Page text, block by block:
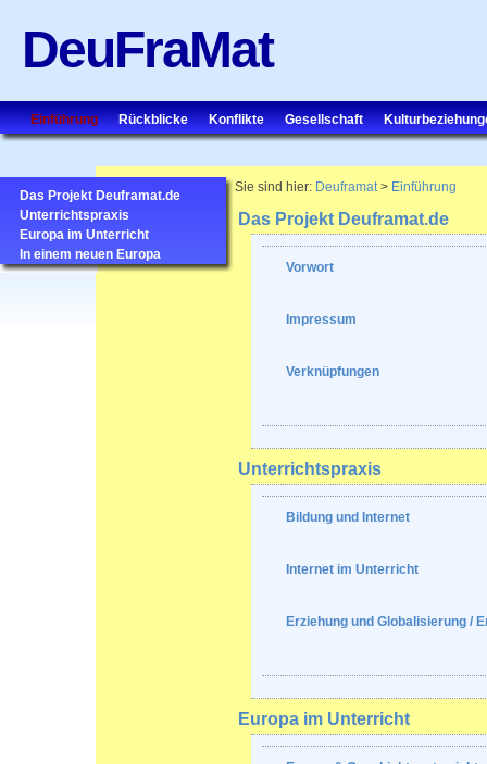
DeuFraMat
Einführung Rückblicke Konflikte Gesellschaft
Das Projekt Deuframat.de
Unterrichtspraxis
Europa im Unterricht
In einem neuen Europa
Sie sind hier: Deuframat> Einführung
Das Projekt Deuframat.de
Vorwort
Impressum
Verknüpfungen
Unterrichtspraxis
Bildung und Internet
Internet im Unterricht
Erziehung und Globalisierung /
Europa im Unterricht